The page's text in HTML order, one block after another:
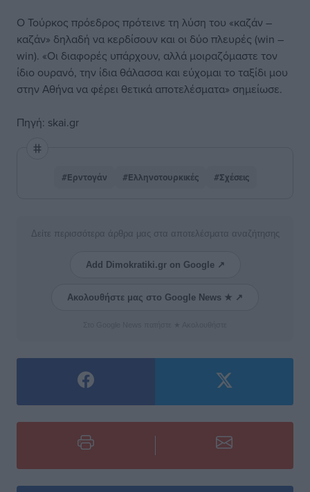
Ο Τούρκος πρόεδρος πρότεινε τη λύση του «καζάν –
καζάν» δηλαδή να κερδίσουν και οι δύο πλευρές (win –
win). «Οι διαφορές υπάρχουν, αλλά μοιραζόμαστε τον
ίδιο ουρανό, την ίδια θάλασσα και εύχομαι το ταξίδι μου
στην Αθήνα να φέρει θετικά αποτελέσματα» σημείωσε.
Πηγή: skai.gr
#Ερντογάν #Ελληνοτουρκικές #Σχέσεις
Δείτε περισσότερα άρθρα μας στα αποτελέσματα αναζήτησης
Add Dimokratiki.gr on Google ↗
Ακολουθήστε μας στο Google News ★ ↗